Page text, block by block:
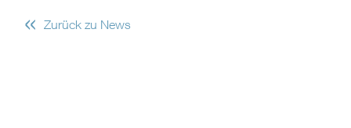
« Zurück zu News